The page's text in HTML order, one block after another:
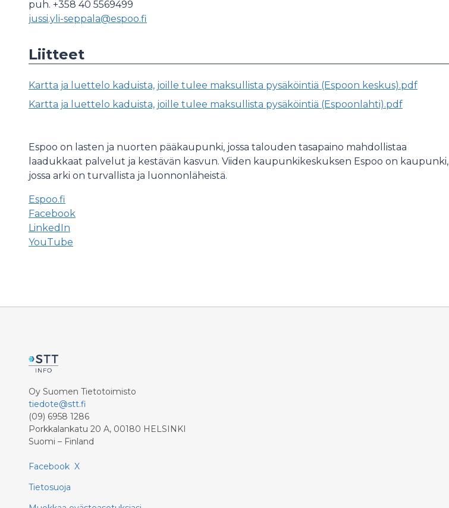
puh. +358 40 5569499
jussi.yli-seppala@espoo.fi
Liitteet
Kartta ja luettelo kaduista, joille tulee maksullista pysäköintiä (Espoon keskus).pdf
Kartta ja luettelo kaduista, joille tulee maksullista pysäköintiä (Espoonlahti).pdf
Espoo on lasten ja nuorten pääkaupunki, jossa talouden tasapaino mahdollistaa
laadukkaat palvelut ja kestävän kasvun. Viiden kaupunkikeskuksen Espoo on kaupunki,
jossa arki on turvallista ja luonnonläheistä.
Espoo.fi
Facebook
LinkedIn
YouTube
Oy Suomen Tietotoimisto
tiedote@stt.fi
(09) 6958 1286
Porkkalankatu 20 A, 00180 HELSINKI
Suomi – Finland
Facebook X
Tietosuoja